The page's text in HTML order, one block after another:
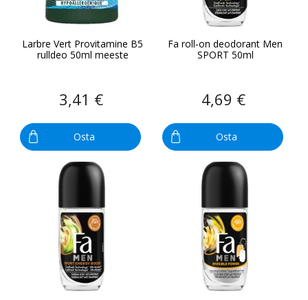
Larbre Vert Provitamine B5
rulldeo 50ml meeste
3,41 €
Osta
Fa roll-on deodorant Men
SPORT 50ml
4,69 €
Osta